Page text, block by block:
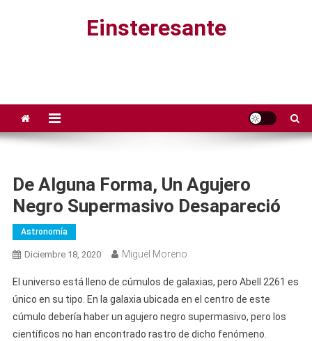
Einsteresante
De Alguna Forma, Un Agujero
Negro Supermasivo Desapareció
Astronomía
Diciembre 18, 2020 Miguel Moreno
El universo está lleno de cúmulos de galaxias, pero Abell 2261 es
único en su tipo. En la galaxia ubicada en el centro de este
cúmulo debería haber un agujero negro supermasivo, pero los
científicos no han encontrado rastro de dicho fenómeno.